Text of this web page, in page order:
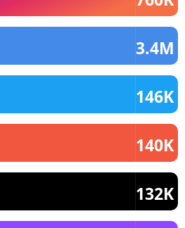
3.4M
146K
140K
132K